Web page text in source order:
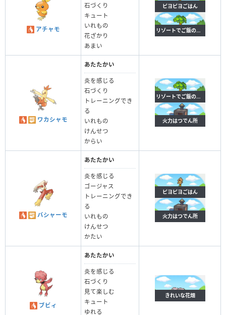
アチャモ
石づくり
キュート
いれもの
花ざかり
あまい
ピヨピヨごはん
リゾートでご飯のしたく
ワカシャモ
あたたかい
炎を感じる
石づくり
トレーニングでき
る
いれもの
けんせつ
からい
リゾートでご飯のしたく
火力はつでん所
バシャーモ
あたたかい
炎を感じる
ゴージャス
トレーニングでき
る
いれもの
けんせつ
かたい
ピヨピヨごはん
火力はつでん所
ブビィ
あたたかい
炎を感じる
石づくり
見て楽しむ
キュート
ゆれる
きれいな花畑